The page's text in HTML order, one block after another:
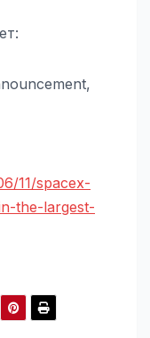
11/spacex-
the-largest-